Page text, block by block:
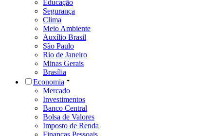
Educação
Segurança
Clima
Meio Ambiente
Auxílio Brasil
São Paulo
Rio de Janeiro
Minas Gerais
Brasília
Economia
Mercado
Investimentos
Banco Central
Bolsa de Valores
Imposto de Renda